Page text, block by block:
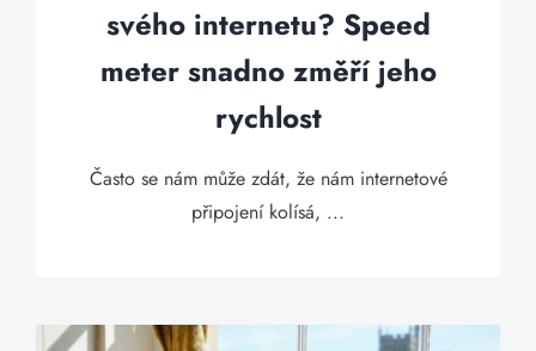
svého internetu? Speed
meter snadno změří jeho
rychlost
Často se nám může zdát, že nám internetové
připojení kolísá, ...